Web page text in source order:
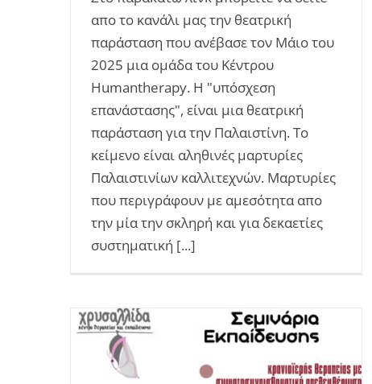
απο το κανάλι μας την θεατρική
παράσταση που ανέβασε τον Μάιο του
2025 μια ομάδα του Κέντρου
Humantherapy. Η "υπόσχεση
επανάστασης", είναι μια θεατρική
παράσταση για την Παλαιστίνη. Το
κείμενο είναι αληθινές μαρτυρίες
Παλαιστινίων καλλιτεχνών. Μαρτυρίες
που περιγράφουν με αμεσότητα απο
την μία την σκληρή και για δεκαετίες
συστηματική [...]